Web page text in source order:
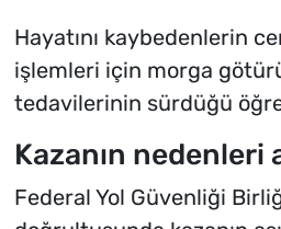
Hayatını kaybedenlerin
işlemleri için morga
tedavilerinin sürdüğü
Kazanın nedenleri
Federal Yol Güvenliği